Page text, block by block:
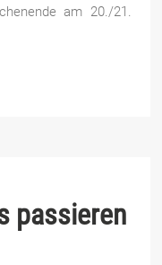
am 20./21.
passieren